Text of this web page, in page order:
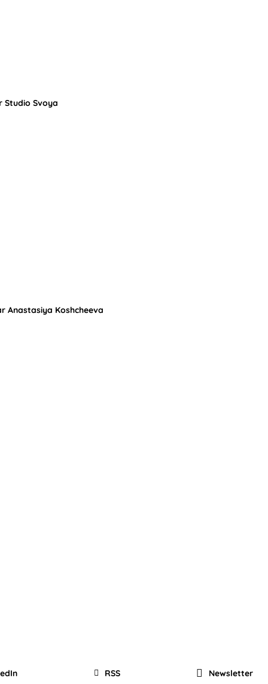
Studio Svoya
Anastasiya Koshcheeva
RSS Newsletter